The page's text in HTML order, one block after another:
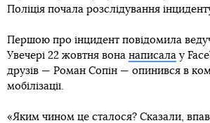
Поліція почала розслідування
Першою про інцидент повідомила
Увечері 22 жовтня вона написала у
друзів — Роман Сопін — опинився в
мобілізації.
«Яким чином це сталося? Сказали,